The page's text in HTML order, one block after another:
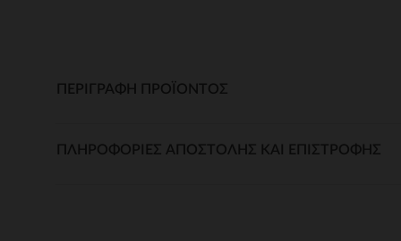
ΠΕΡΙΓΡΑΦΉ ΠΡΟΪΌΝΤΟΣ
ΠΛΗΡΟΦΟΡΊΕΣ ΑΠΟΣΤΟΛΉΣ ΚΑΙ ΕΠΙΣΤΡΟΦΉΣ